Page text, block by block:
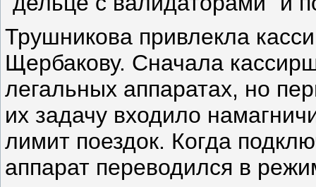
Трушникова привлекла
Щербакову. Сначала
легальных аппаратах, но
их задачу входило
лимит поездок. Когда
аппарат переводился в